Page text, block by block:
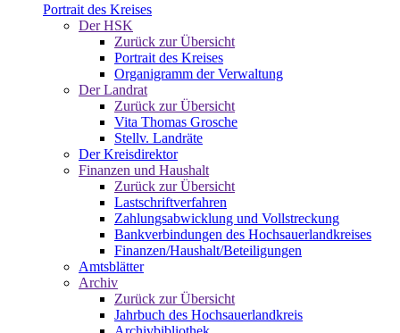
Portrait des Kreises
Der HSK
Zurück zur Übersicht
Portrait des Kreises
Organigramm der Verwaltung
Der Landrat
Zurück zur Übersicht
Vita Thomas Grosche
Stellv. Landräte
Der Kreisdirektor
Finanzen und Haushalt
Zurück zur Übersicht
Lastschriftverfahren
Zahlungsabwicklung und Vollstreckung
Bankverbindungen des Hochsauerlandkreises
Finanzen/Haushalt/Beteiligungen
Amtsblätter
Archiv
Zurück zur Übersicht
Jahrbuch des Hochsauerlandkreis